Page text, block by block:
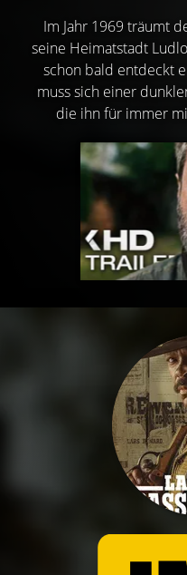
Im Jahr 1969 träumt
seine Heimatstadt
schon bald entdeckt
muss sich einer
die ihn für immer